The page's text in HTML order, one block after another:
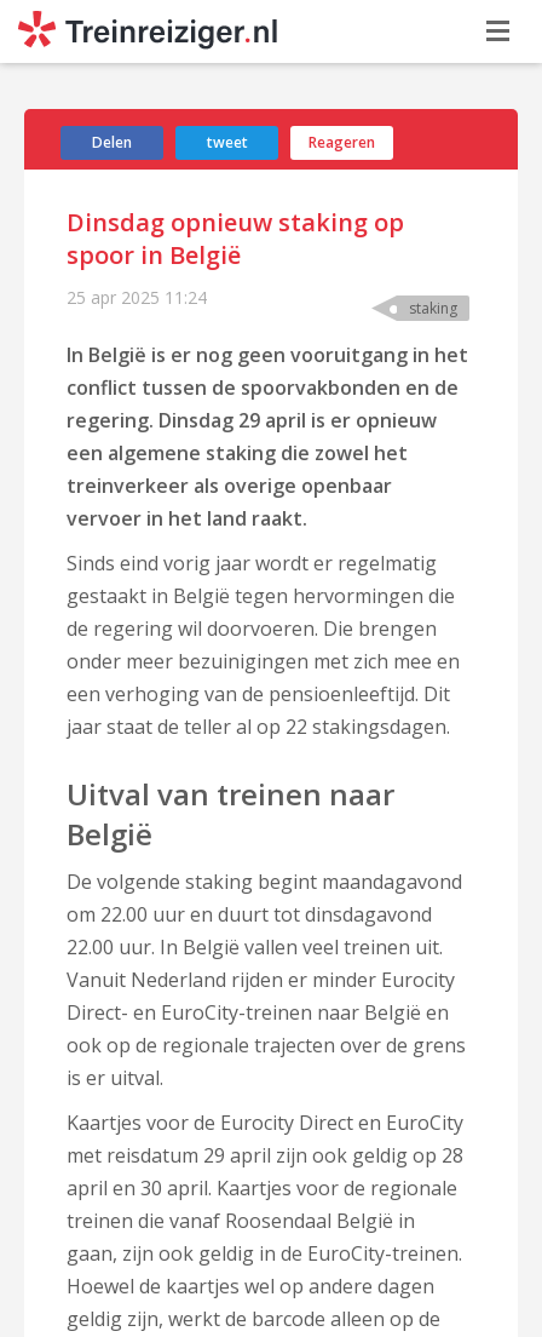
Delen tweet Reageren
Dinsdag opnieuw staking op
spoor in België
25 apr 2025 11:24 staking
In België is er nog geen vooruitgang in het
conflict tussen de spoorvakbonden en de
regering. Dinsdag 29 april is er opnieuw
een algemene staking die zowel het
treinverkeer als overige openbaar
vervoer in het land raakt.
Sinds eind vorig jaar wordt er regelmatig
gestaakt in België tegen hervormingen die
de regering wil doorvoeren. Die brengen
onder meer bezuinigingen met zich mee en
een verhoging van de pensioenleeftijd. Dit
jaar staat de teller al op 22 stakingsdagen.
Uitval van treinen naar
België
De volgende staking begint maandagavond
om 22.00 uur en duurt tot dinsdagavond
22.00 uur. In België vallen veel treinen uit.
Vanuit Nederland rijden er minder Eurocity
Direct- en EuroCity-treinen naar België en
ook op de regionale trajecten over de grens
is er uitval.
Kaartjes voor de Eurocity Direct en EuroCity
met reisdatum 29 april zijn ook geldig op 28
april en 30 april. Kaartjes voor de regionale
treinen die vanaf Roosendaal België in
gaan, zijn ook geldig in de EuroCity-treinen.
Hoewel de kaartjes wel op andere dagen
geldig zijn, werkt de barcode alleen op de